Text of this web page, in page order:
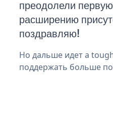
преодолели
расширению
поздравляю!
Но дальше идет a
поддержать больше